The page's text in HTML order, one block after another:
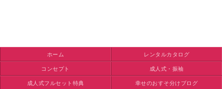
ホーム
レンタルカタログ
コンセプト
成人式・振袖
成人式フルセット特典
幸せのおすそ分けブログ